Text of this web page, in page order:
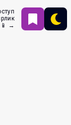
📱 →